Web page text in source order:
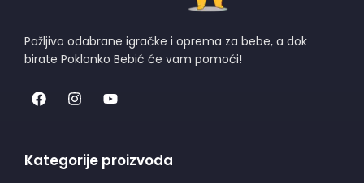
Pažljivo odabrane igračke i oprema za bebe, a dok
birate Poklonko Bebić će vam pomoći!
Kategorije proizvoda